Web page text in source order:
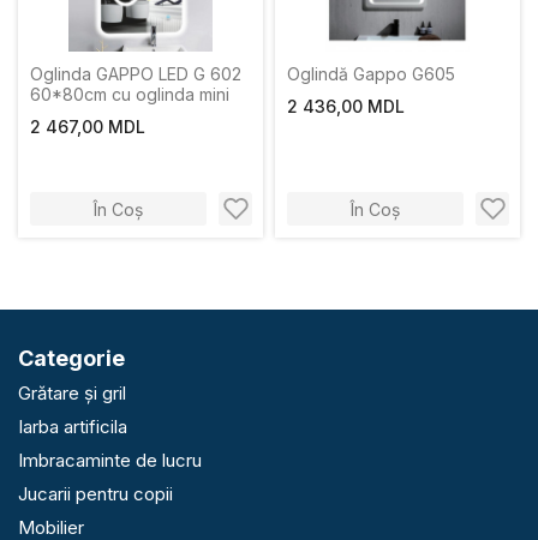
Oglinda GAPPO LED G 602
60*80cm cu oglinda mini
2 467,00 MDL
În Coș
Oglindă Gappo G605
2 436,00 MDL
În Coș
Categorie
Grătare și gril
Iarba artificila
Imbracaminte de lucru
Jucarii pentru copii
Mobilier